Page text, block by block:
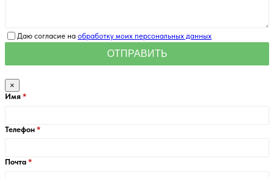
Даю согласие на обработку моих персональных данных
×
Имя
Телефон
Почта